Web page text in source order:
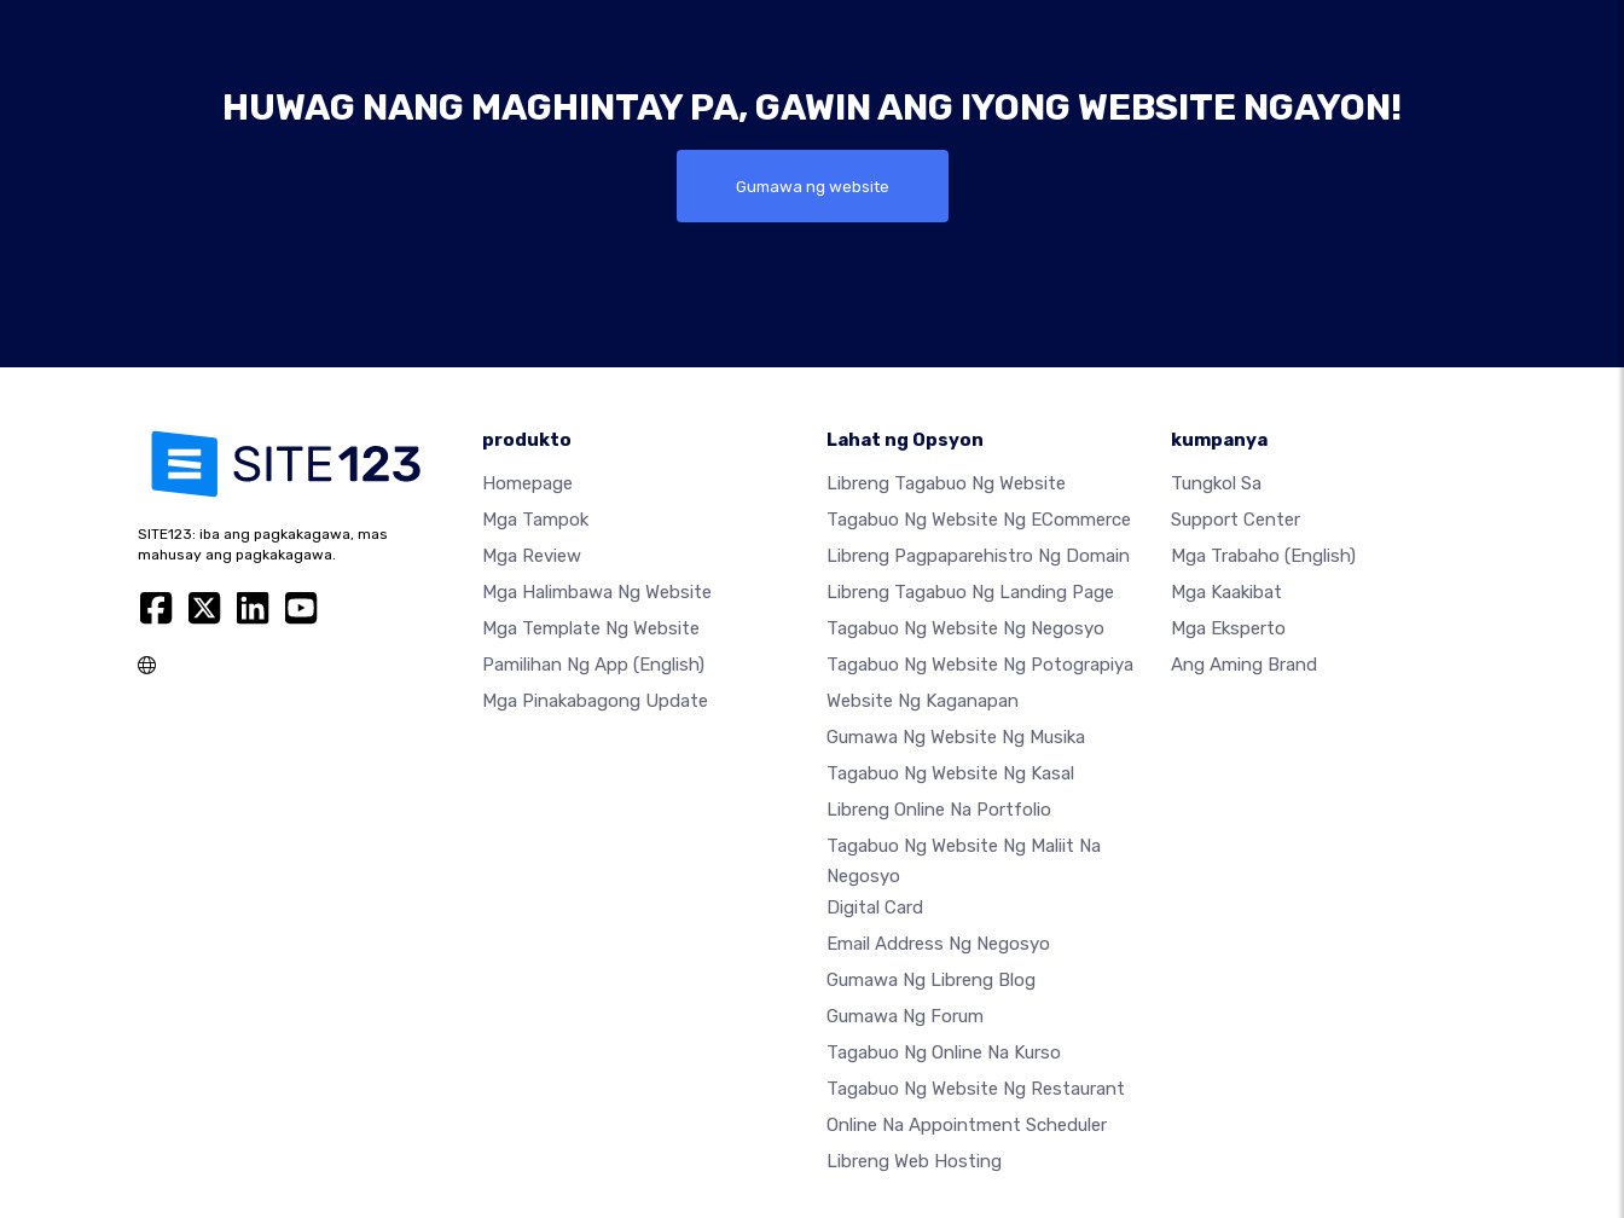
HUWAG NANG MAGHINTAY PA, GAWIN ANG IYONG WEBSITE NGAYON!
Gumawa ng website
SITE123: iba ang pagkakagawa, mas
mahusay ang pagkakagawa.
produkto
Homepage
Mga Tampok
Mga Review
Mga Halimbawa Ng Website
Mga Template Ng Website
Pamilihan Ng App (English)
Mga Pinakabagong Update
Lahat ng Opsyon
Libreng Tagabuo Ng Website
Tagabuo Ng Website Ng ECommerce
Libreng Pagpaparehistro Ng Domain
Libreng Tagabuo Ng Landing Page
Tagabuo Ng Website Ng Negosyo
Tagabuo Ng Website Ng Potograpiya
Website Ng Kaganapan
Gumawa Ng Website Ng Musika
Tagabuo Ng Website Ng Kasal
Libreng Online Na Portfolio
Tagabuo Ng Website Ng Maliit Na
Negosyo
Digital Card
Email Address Ng Negosyo
Gumawa Ng Libreng Blog
Gumawa Ng Forum
Tagabuo Ng Online Na Kurso
Tagabuo Ng Website Ng Restaurant
Online Na Appointment Scheduler
Libreng Web Hosting
kumpanya
Tungkol Sa
Support Center
Mga Trabaho (English)
Mga Kaakibat
Mga Eksperto
Ang Aming Brand